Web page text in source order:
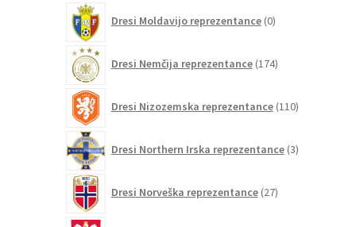
Dresi Moldavijo reprezentance 0izdelkov
Dresi Nemčija reprezentance 174izdelkov
Dresi Nizozemska reprezentance 110izdelkov
Dresi Northern Irska reprezentance 3izdelki
Dresi Norveška reprezentance 27izdelkov